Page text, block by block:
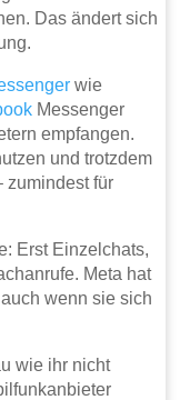
Das ändert sich
wie
Messenger
empfangen.
und trotzdem
zumindest für
Erst Einzelchats,
Meta hat
wenn sie sich
wie ihr nicht